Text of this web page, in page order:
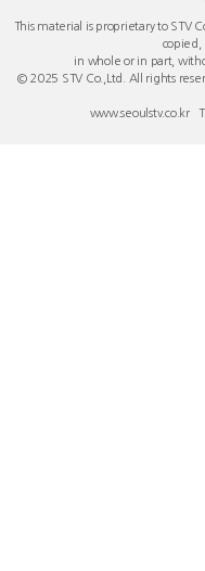
This material is proprietary to STV
copied,
in whole or in part,
© 2025 STV Co.,Ltd. All rights
www.seoulstv.co.kr